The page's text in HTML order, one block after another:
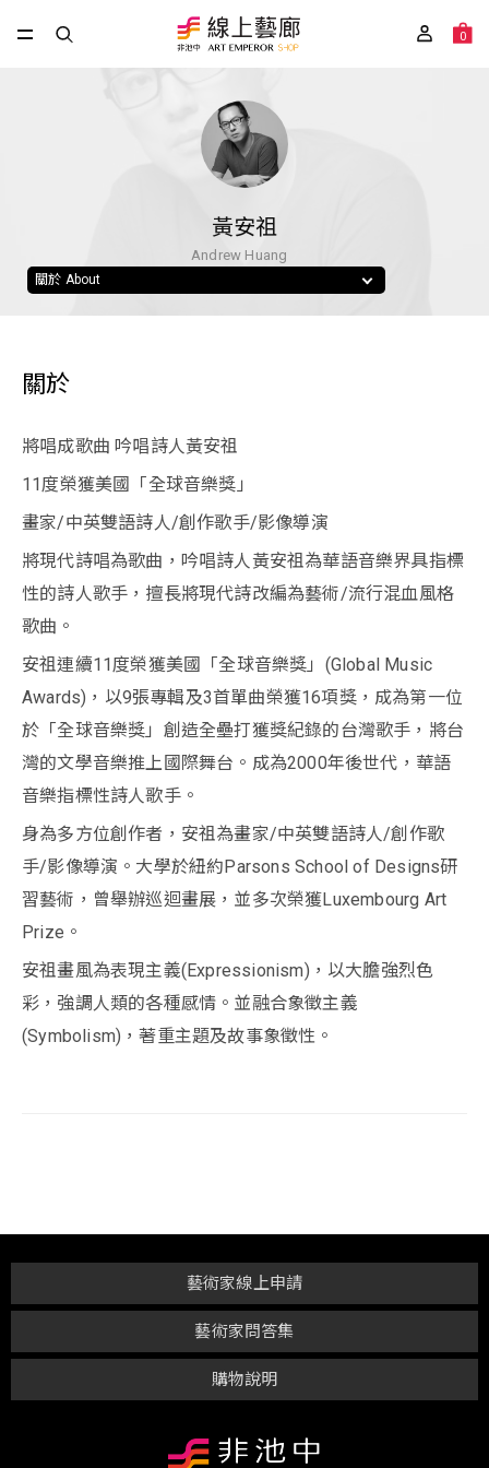
0
黃安祖
Andrew Huang
關於 About
關於
將唱成歌曲 吟唱詩人黃安祖
11度榮獲美國「全球音樂獎」
畫家/中英雙語詩人/創作歌手/影像導演
將現代詩唱為歌曲，吟唱詩人黃安祖為華語音樂界具指標
性的詩人歌手，擅長將現代詩改編為藝術/流行混血風格
歌曲。
安祖連續11度榮獲美國「全球音樂獎」(Global Music
Awards)，以9張專輯及3首單曲榮獲16項獎，成為第一位
於「全球音樂獎」創造全壘打獲獎紀錄的台灣歌手，將台
灣的文學音樂推上國際舞台。成為2000年後世代，華語
音樂指標性詩人歌手。
身為多方位創作者，安祖為畫家/中英雙語詩人/創作歌
手/影像導演。大學於紐約Parsons School of Designs研
習藝術，曾舉辦巡迴畫展，並多次榮獲Luxembourg Art
Prize。
安祖畫風為表現主義(Expressionism)，以大膽強烈色
彩，強調人類的各種感情。並融合象徵主義
(Symbolism)，著重主題及故事象徵性。
購物說明
藝術家問答集
藝術家線上申請